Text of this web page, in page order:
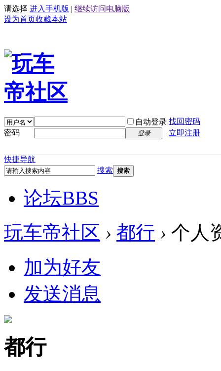
请选择 进入手机版 | 继续访问电脑版
设为首页收藏本站
自动登录 找回密码
密码
登录 立即注册
快捷导航
搜索 搜索
论坛BBS
玩车帝社区 › 都行 › 个人
加为好友
发送消息
都行